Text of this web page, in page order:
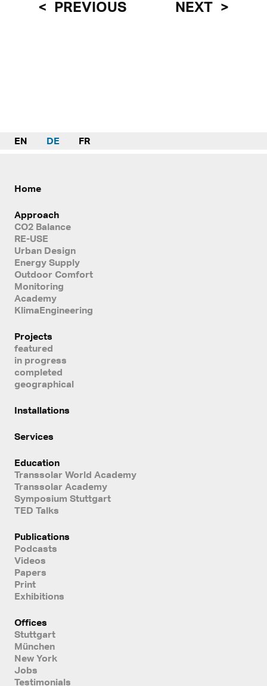
PREVIOUS NEXT
EN DE FR
Home
Approach
CO2 Balance
RE-USE
Urban Design
Energy Supply
Outdoor Comfort
Monitoring
Academy
KlimaEngineering
Projects
featured
in progress
completed
geographical
Installations
Services
Education
Transsolar World Academy
Transsolar Academy
Symposium Stuttgart
TED Talks
Publications
Podcasts
Videos
Papers
Print
Exhibitions
Offices
Stuttgart
München
New York
Jobs
Testimonials